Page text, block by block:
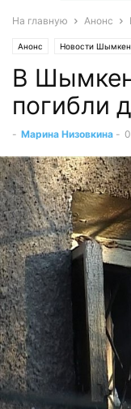
На главную Анонс
Анонс Новости
В
погибли
- Марина Низовкина -